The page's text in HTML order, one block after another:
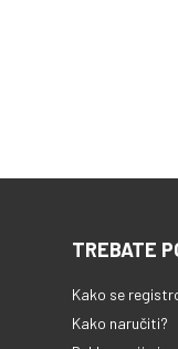
TREBATE
Kako se
Kako naručiti?